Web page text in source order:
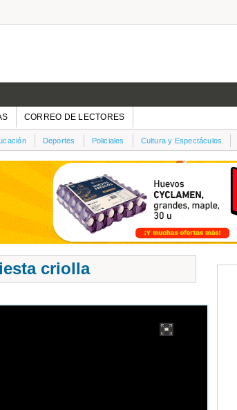
CORREO DE LECTORES
Deportes Policiales Cultura y Espectáculos
criolla